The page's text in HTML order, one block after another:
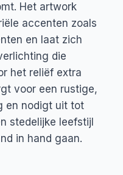
Het artwork
accenten zoals
en laat zich
die
het reliëf extra
voor een rustige,
en nodigt uit tot
stedelijke leefstijl
in hand gaan.